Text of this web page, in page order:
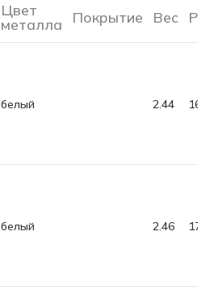
Цвет
металла Покрытие Вес
белый 2.44 16.5
белый 2.46 17.0